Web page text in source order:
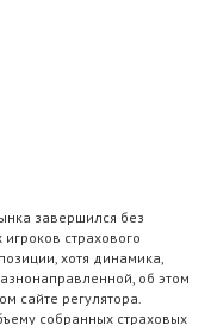
завершился без
страхового
хотя динамика,
об этом
сайте регулятора.
собранных страховых